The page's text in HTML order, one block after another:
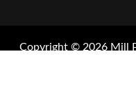
Copyright © 2026 Mill